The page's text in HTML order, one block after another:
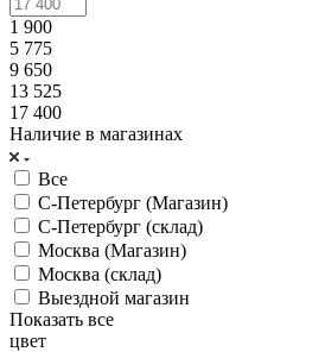
1 900
5 775
9 650
13 525
17 400
Наличие в магазинах
Все
С-Петербург (Магазин)
С-Петербург (склад)
Москва (Магазин)
Москва (склад)
Выездной магазин
Показать все
цвет